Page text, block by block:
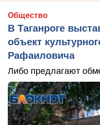
Общество
В Таганроге
объект
Рафаиловича
Либо предлагают